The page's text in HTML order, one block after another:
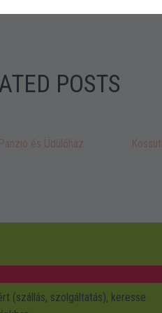
POSTS
és Üdülőház
(szállás, szolgáltatás), keresse